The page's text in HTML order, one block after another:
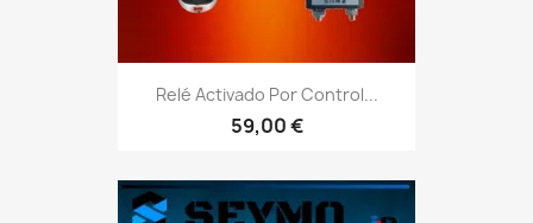
Relé Activado Por Control...
59,00 €